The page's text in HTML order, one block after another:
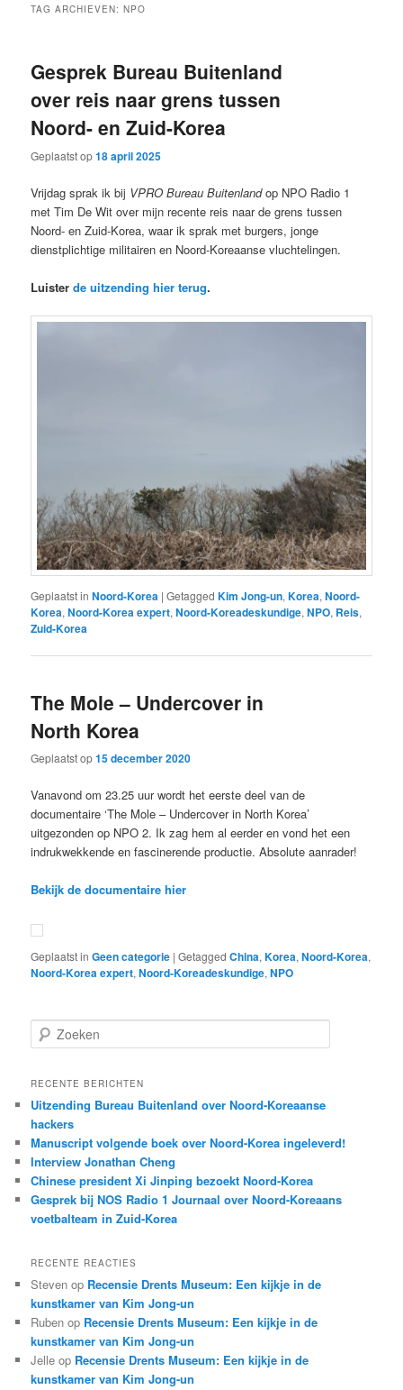
TAG ARCHIEVEN:NPO
Gesprek Bureau Buitenland
over reis naar grens tussen
Noord- en Zuid-Korea
Geplaatst op18 april 2025
Vrijdag sprak ik bij VPRO Bureau Buitenlandop NPO Radio 1
met Tim De Wit over mijn recente reis naar de grens tussen
Noord- en Zuid-Korea, waar ik sprak met burgers, jonge
dienstplichtige militairen en Noord-Koreaanse vluchtelingen.
Luisterde uitzending hier terug.
Geplaatst in Noord-Korea |Getagged Kim Jong-un,Korea,Noord-
Korea,Noord-Korea expert,Noord-Koreadeskundige,NPO, Reis,
Zuid-Korea
The Mole – Undercover in
North Korea
Geplaatst op15 december 2020
Vanavond om 23.25 uur wordt het eerste deel van de
documentaire ‘The Mole – Undercover in North Korea’
uitgezonden op NPO 2. Ik zag hem al eerder en vond het een
indrukwekkende en fascinerende productie. Absolute aanrader!
Bekijk de documentaire hier
Geplaatst in Geen categorie |Getagged China,Korea,Noord-Korea,
Noord-Korea expert,Noord-Koreadeskundige,NPO
o
k
n
RECENTE BERICHTEN
Uitzending Bureau Buitenland over Noord-Koreaanse
hackers
Manuscript volgende boek over Noord-Korea ingeleverd!
Interview Jonathan Cheng
Chinese president Xi Jinping bezoekt Noord-Korea
Gesprek bij NOS Radio 1 Journaal over Noord-Koreaans
voetbalteam in Zuid-Korea
RECENTE REACTIES
Steven op Recensie Drents Museum: Een kijkje in de
kunstkamer van Kim Jong-un
Ruben op Recensie Drents Museum: Een kijkje in de
kunstkamer van Kim Jong-un
Jelle op Recensie Drents Museum: Een kijkje in de
kunstkamer van Kim Jong-un